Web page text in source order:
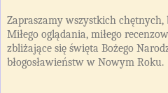
Zapraszamy wszystkich chętnych,
Miłego oglądania, miłego
zbliżające się święta Bożego
błogosławieństw w Nowym Roku.